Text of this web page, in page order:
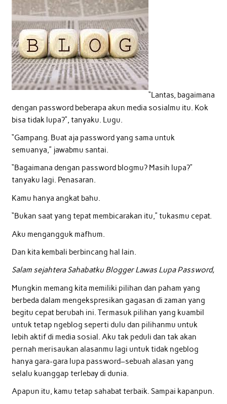
“Lantas, bagaimana
dengan password beberapa akun media sosialmu itu. Kok
bisa tidak lupa?”, tanyaku. Lugu.
“Gampang. Buat aja password yang sama untuk
semuanya,” jawabmu santai.
“Bagaimana dengan password blogmu? Masih lupa?”
tanyaku lagi. Penasaran.
Kamu hanya angkat bahu.
“Bukan saat yang tepat membicarakan itu,” tukasmu cepat.
Aku mengangguk mafhum.
Dan kita kembali berbincang hal lain.
Salam sejahtera Sahabatku Blogger Lawas Lupa Password,
Mungkin memang kita memiliki pilihan dan paham yang
berbeda dalam mengekspresikan gagasan di zaman yang
begitu cepat berubah ini. Termasuk pilihan yang kuambil
untuk tetap ngeblog seperti dulu dan pilihanmu untuk
lebih aktif di media sosial. Aku tak peduli dan tak akan
pernah merisaukan alasanmu lagi untuk tidak ngeblog
hanya gara-gara lupa password–sebuah alasan yang
selalu kuanggap terlebay di dunia.
Apapun itu, kamu tetap sahabat terbaik. Sampai kapanpun.